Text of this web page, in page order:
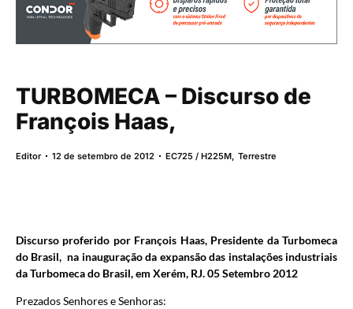
TURBOMECA – Discurso de
François Haas,
Editor 12 de setembro de 2012 EC725 / H225M,Terrestre
Discurso proferido por François Haas, Presidente da Turbomeca
do Brasil, na inauguração da expansão das instalações industriais
da Turbomeca do Brasil, em Xerém, RJ. 05 Setembro 2012
Prezados Senhores e Senhoras: